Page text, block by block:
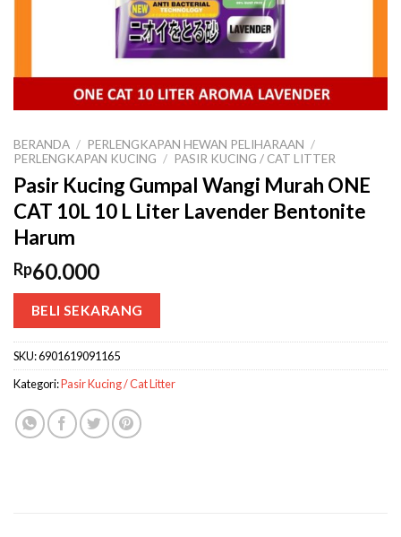
BERANDA / PERLENGKAPAN HEWAN PELIHARAAN /
PERLENGKAPAN KUCING / PASIR KUCING / CAT LITTER
Pasir Kucing Gumpal Wangi Murah ONE
CAT 10L 10 L Liter Lavender Bentonite
Harum
Rp60.000
BELI SEKARANG
SKU:6901619091165
Kategori:Pasir Kucing / Cat Litter